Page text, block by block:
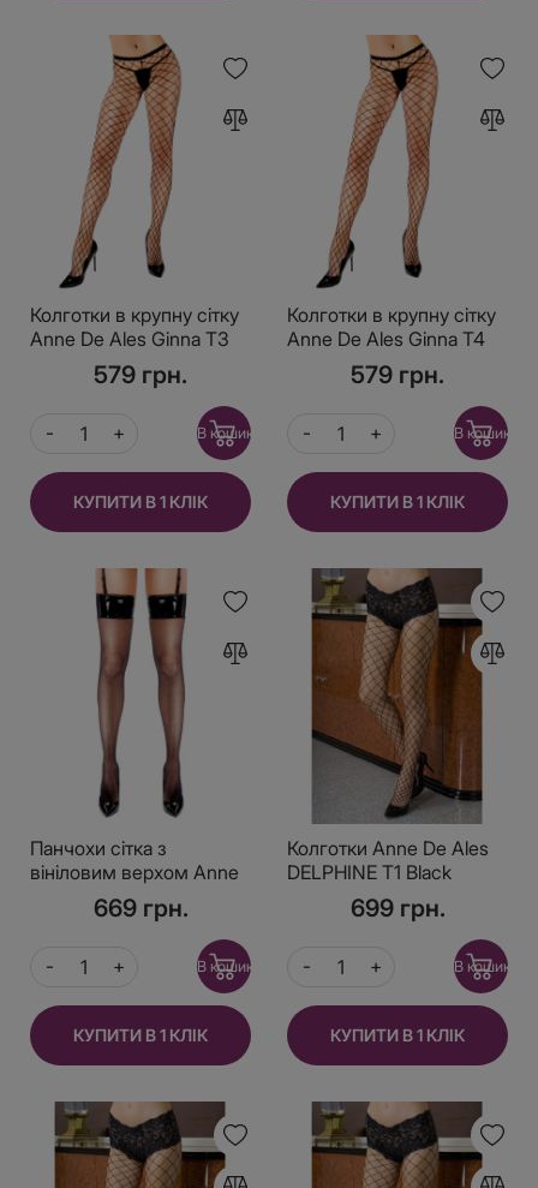
Колготки в крупну сітку
Anne De Ales Ginna T3
579 грн.
В кошик
КУПИТИ В 1 КЛІК
Колготки в крупну сітку
Anne De Ales Ginna T4
579 грн.
В кошик
КУПИТИ В 1 КЛІК
Панчохи сітка з
вініловим верхом Anne
De Ales Domina T2
669 грн.
В кошик
КУПИТИ В 1 КЛІК
Колготки Anne De Ales
DELPHINE T1 Black
699 грн.
В кошик
КУПИТИ В 1 КЛІК